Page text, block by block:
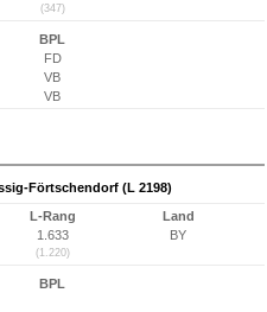
(347)
BPL
FD
VB
VB
Förtschendorf (L 2198)
L-Rang
1.633
(1.220)
Land
BY
BPL